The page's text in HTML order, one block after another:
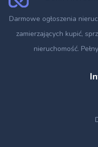
Darmowe ogłoszenia
zamierzających kupić,
nieruchomość.